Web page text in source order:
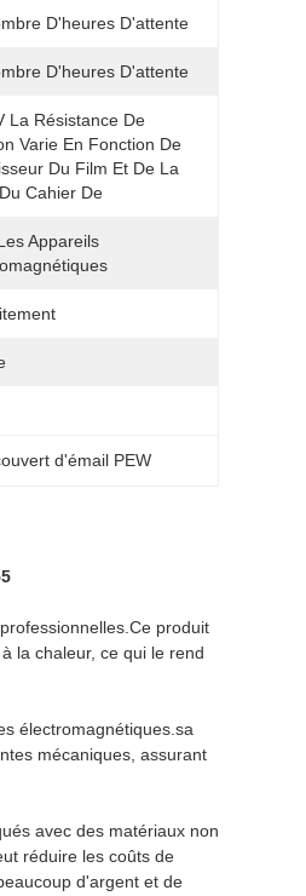
D'heures D'attente
D'heures D'attente
La Résistance De
Varie En Fonction De
Du Film Et De La
Cahier De
Appareils
d'émail PEW
produit
la chaleur, ce qui le rend
électromagnétiques.sa
mécaniques, assurant
avec des matériaux non
réduire les coûts de
d'argent et de